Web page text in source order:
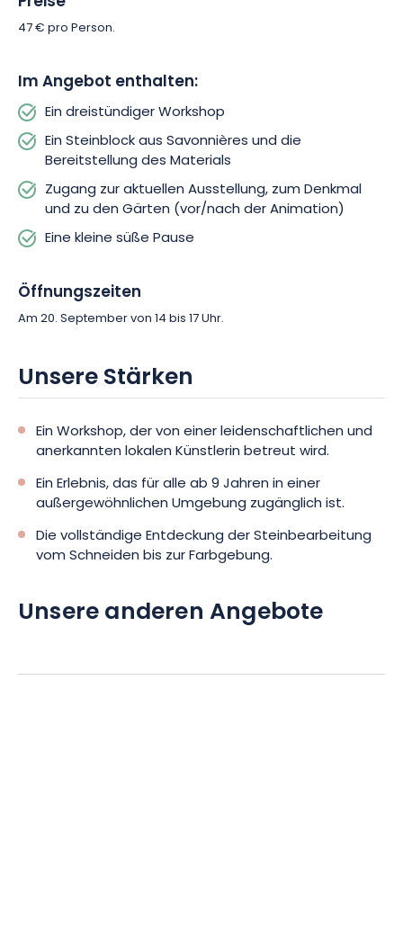
die Kunst der Bildhauerei und das lebendige Kulturerbe
47 € pro Person.
Im Angebot enthalten:
Ein dreistündiger Workshop
Ein Steinblock aus Savonnières und die
Bereitstellung des Materials
Zugang zur aktuellen Ausstellung, zum Denkmal
und zu den Gärten (vor/nach der Animation)
Eine kleine süße Pause
Öffnungszeiten
Am 20. September von 14 bis 17 Uhr.
Unsere Stärken
Ein Workshop, der von einer leidenschaftlichen und
anerkannten lokalen Künstlerin betreut wird.
Ein Erlebnis, das für alle ab 9 Jahren in einer
außergewöhnlichen Umgebung zugänglich ist.
Die vollständige Entdeckung der Steinbearbeitung
vom Schneiden bis zur Farbgebung.
Unsere anderen Angebote